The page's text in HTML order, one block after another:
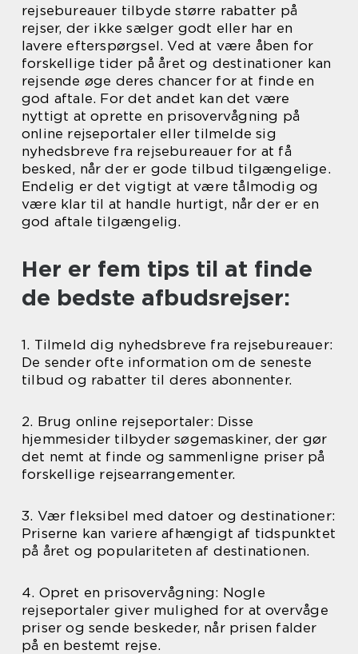
rejsebureauer tilbyde større rabatter på
rejser, der ikke sælger godt eller har en
lavere efterspørgsel. Ved at være åben for
forskellige tider på året og destinationer kan
rejsende øge deres chancer for at finde en
god aftale. For det andet kan det være
nyttigt at oprette en prisovervågning på
online rejseportaler eller tilmelde sig
nyhedsbreve fra rejsebureauer for at få
besked, når der er gode tilbud tilgængelige.
Endelig er det vigtigt at være tålmodig og
være klar til at handle hurtigt, når der er en
god aftale tilgængelig.
Her er fem tips til at finde
de bedste afbudsrejser:
1. Tilmeld dig nyhedsbreve fra rejsebureauer:
De sender ofte information om de seneste
tilbud og rabatter til deres abonnenter.
2. Brug online rejseportaler: Disse
hjemmesider tilbyder søgemaskiner, der gør
det nemt at finde og sammenligne priser på
forskellige rejsearrangementer.
3. Vær fleksibel med datoer og destinationer:
Priserne kan variere afhængigt af tidspunktet
på året og populariteten af destinationen.
4. Opret en prisovervågning: Nogle
rejseportaler giver mulighed for at overvåge
priser og sende beskeder, når prisen falder
på en bestemt rejse.